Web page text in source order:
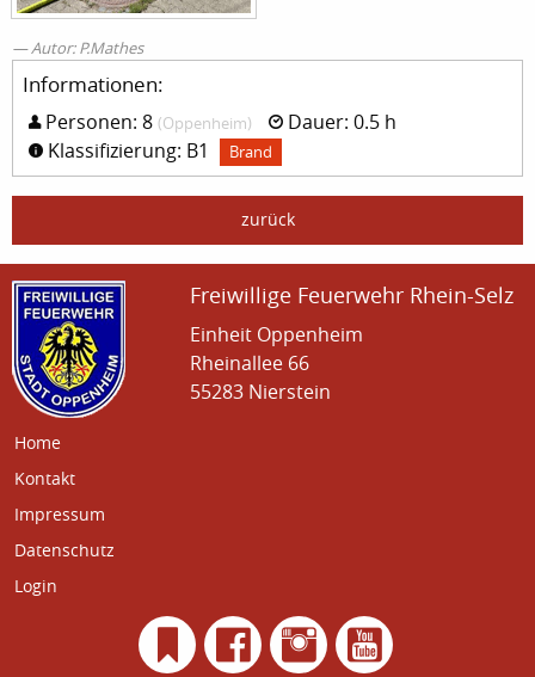
Autor: P.Mathes
Informationen:
Personen: 8 (Oppenheim)
Dauer: 0.5 h
Klassifizierung: B1
Brand
zurück
Freiwillige Feuerwehr Rhein-Selz
Einheit Oppenheim
Rheinallee 66
55283 Nierstein
Home
Kontakt
Impressum
Datenschutz
Login